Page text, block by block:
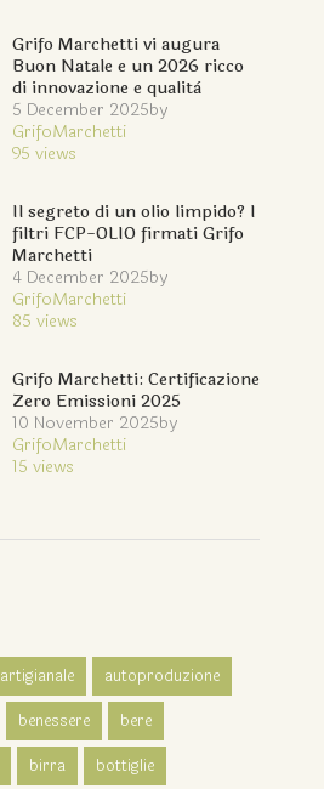
Grifo Marchetti vi augura
Buon Natale e un 2026 ricco
di innovazione e qualità
5 December 2025by
GrifoMarchetti
95 views
Il segreto di un olio limpido? I
filtri FCP-OLIO firmati Grifo
Marchetti
4 December 2025by
GrifoMarchetti
85 views
Grifo Marchetti: Certificazione
Zero Emissioni 2025
10 November 2025by
GrifoMarchetti
15 views
artigianale
autoproduzione
benessere
bere
birra
bottiglie